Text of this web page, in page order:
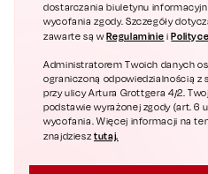
dostarczania biuletynu
wycofania zgody. Szczegóły
zawarte są wRegulaminie i
Administratorem Twoich danych
ograniczoną odpowiedzialnością z
przy ulicy Artura Grottgera 4/2.
podstawie wyrażonej zgody (art. 6
wycofania. Więcej informacji na
znajdziesztutaj.